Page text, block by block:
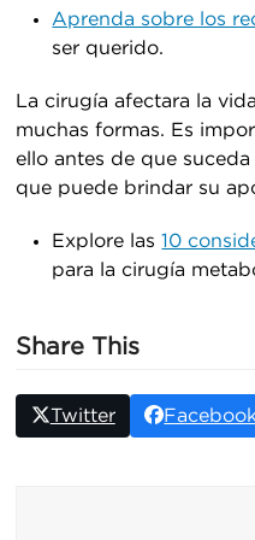
Aprenda sobre los
ser querido.
La cirugía afectara la
muchas formas. Es
ello antes de que
que puede brindar su
Explore las10
para la cirugía
Share This
Twitter